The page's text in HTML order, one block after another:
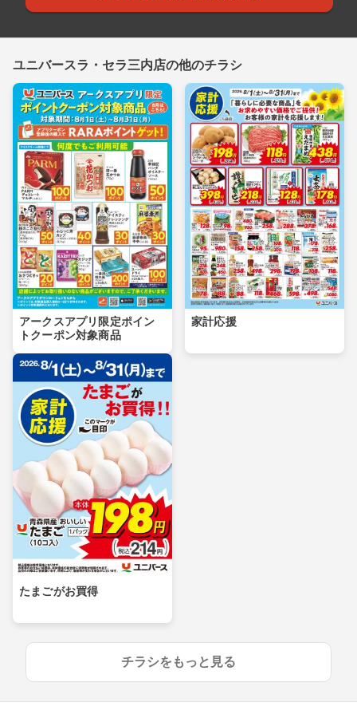
ユニバースラ・セラ三内店の他のチラシ
アークスアプリ限定ポイン
トクーポン対象商品
家計応援
たまごがお買得
チラシをもっと見る